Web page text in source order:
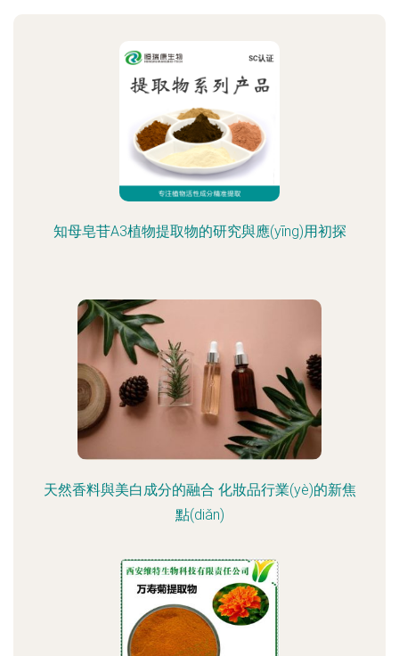
知母皂苷A3植物提取物的研究與應(yīng)用初探
天然香料與美白成分的融合 化妝品行業(yè)的新焦
點(diǎn)